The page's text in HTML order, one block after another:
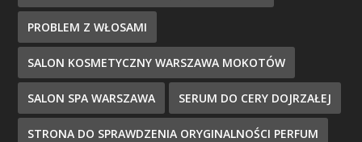
PROBLEM Z WŁOSAMI
SALON KOSMETYCZNY WARSZAWA MOKOTÓW
SALON SPA WARSZAWA SERUM DO CERY DOJRZAŁEJ
STRONA DO SPRAWDZENIA ORYGINALNOŚCI PERFUM